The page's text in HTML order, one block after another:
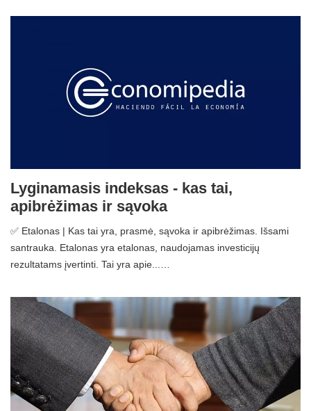
Lyginamasis indeksas - kas tai,
apibrėžimas ir sąvoka
✅ Etalonas | Kas tai yra, prasmė, sąvoka ir apibrėžimas. Išsami
santrauka. Etalonas yra etalonas, naudojamas investicijų
rezultatams įvertinti. Tai yra apie...…